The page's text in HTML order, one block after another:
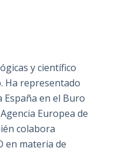
y científico
Ha representado
en el Buro
Europea de
colabora
en materia de